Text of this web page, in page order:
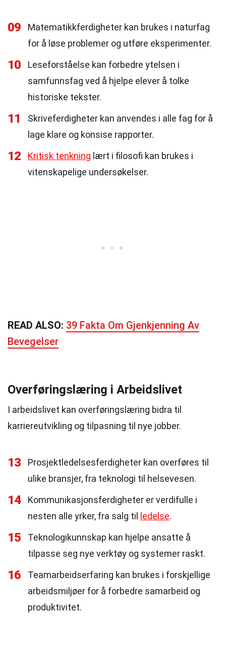
09
Matematikkferdigheter kan brukes i naturfag
for å løse problemer og utføre eksperimenter.
10
Leseforståelse kan forbedre ytelsen i
samfunnsfag ved å hjelpe elever å tolke
historiske tekster.
11
Skriveferdigheter kan anvendes i alle fag for å
lage klare og konsise rapporter.
12 Kritisk tenkning lært i filosofi kan brukes i
vitenskapelige undersøkelser.
READ ALSO: 39 Fakta Om Gjenkjenning Av
Bevegelser
Overføringslæring i Arbeidslivet
I arbeidslivet kan overføringslæring bidra til
karriereutvikling og tilpasning til nye jobber.
13
Prosjektledelsesferdigheter kan overføres til
ulike bransjer, fra teknologi til helsevesen.
14
Kommunikasjonsferdigheter er verdifulle i
nesten alle yrker, fra salg til
ledelse.
15
Teknologikunnskap kan hjelpe ansatte å
tilpasse seg nye verktøy og systemer raskt.
16
Teamarbeidserfaring kan brukes i forskjellige
arbeidsmiljøer for å forbedre samarbeid og
produktivitet.